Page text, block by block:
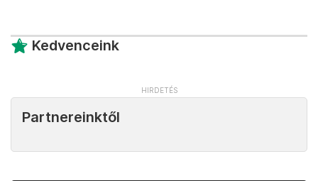
Kedvenceink
Partnereinktől